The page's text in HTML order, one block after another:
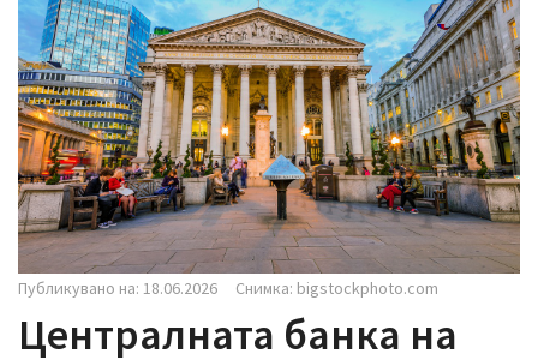
i
g
a
t
i
o
n
Публикувано на: 18.06.2026 Снимка: bigstockphoto.com
Централната банка на